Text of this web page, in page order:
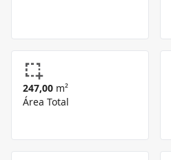
247,00 m²
Área Total